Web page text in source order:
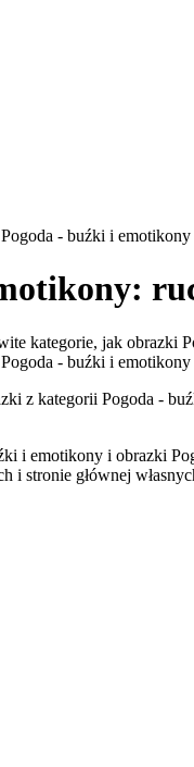
- buźki i emotikony
kategorie, jak
- buźki i
z kategorii Pogoda -
i emotikony i obrazki
i stronie głównej